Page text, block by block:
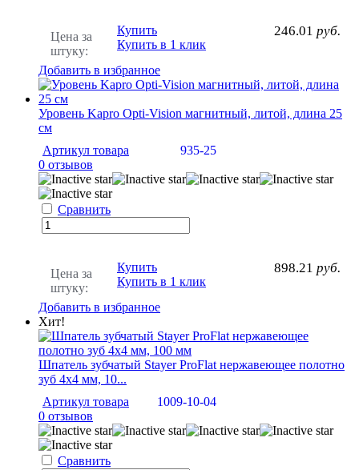
Цена за
штуку:
246.01 руб.
Купить
Купить в 1 клик
Добавить в избранное
Уровень Kapro Opti-Vision магнитный, литой, длина 25
см
Артикул товара
935-25
0 отзывов
Сравнить
Цена за
штуку:
898.21 руб.
Купить
Купить в 1 клик
Добавить в избранное
Хит!
Шпатель зубчатый Stayer ProFlat нержавеющее полотно
зуб 4х4 мм, 10...
Артикул товара
1009-10-04
0 отзывов
Сравнить